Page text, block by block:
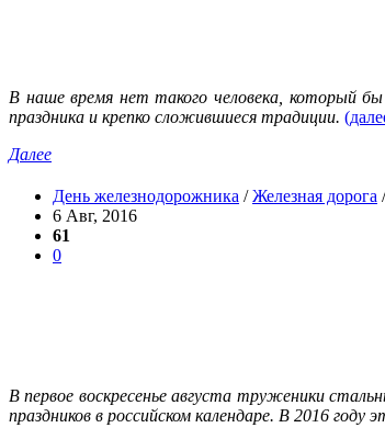
В наше время нет такого человека, который
праздника и крепко сложившиеся традиции.
Далее
День железнодорожника /Железная дорога
6 Авг, 2016
61
0
В первое воскресенье августа труженики
праздников в российском календаре. В 2016